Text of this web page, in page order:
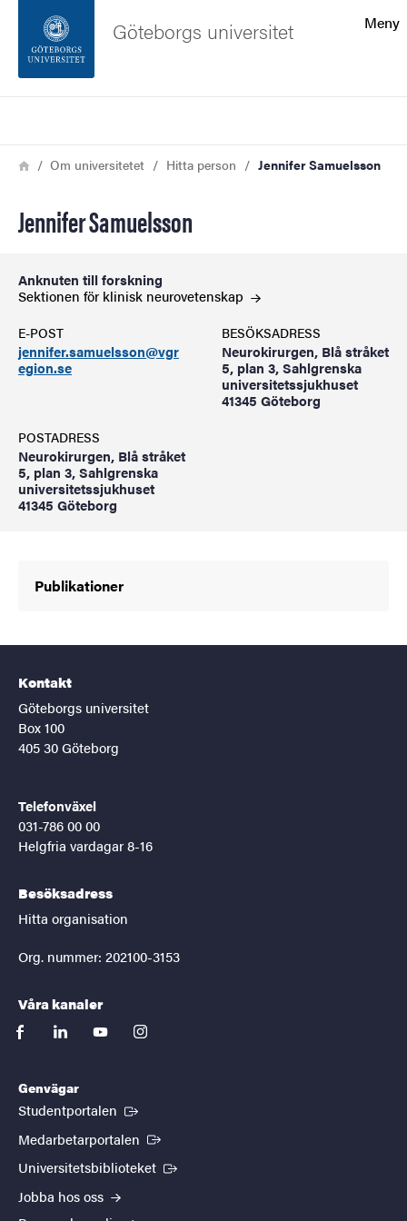
Sidfoten
Meny
Göteborgs universitet
Länkstig
HemOm universitetet Hitta person Jennifer Samuelsson
Jennifer Samuelsson
Anknuten till forskning
Sektionen för klinisk neurovetenskap
E-POST
jennifer.samuelsson@vgr
egion.se
BESÖKSADRESS
Neurokirurgen, Blå stråket
5, plan 3, Sahlgrenska
universitetssjukhuset
41345 Göteborg
POSTADRESS
Neurokirurgen, Blå stråket
5, plan 3, Sahlgrenska
universitetssjukhuset
41345 Göteborg
Publikationer
Kontakt
Göteborgs universitet
Box 100
405 30 Göteborg
Telefonväxel
031-786 00 00
Helgfria vardagar 8-16
Besöksadress
Hitta organisation
Org. nummer: 202100-3153
Våra kanaler
facebooklinkedinyoutubeinstagram
Genvägar
Studentportalen (Extern länk)
Medarbetarportalen (Extern länk)
Universitetsbiblioteket (Extern länk)
Jobba hos oss